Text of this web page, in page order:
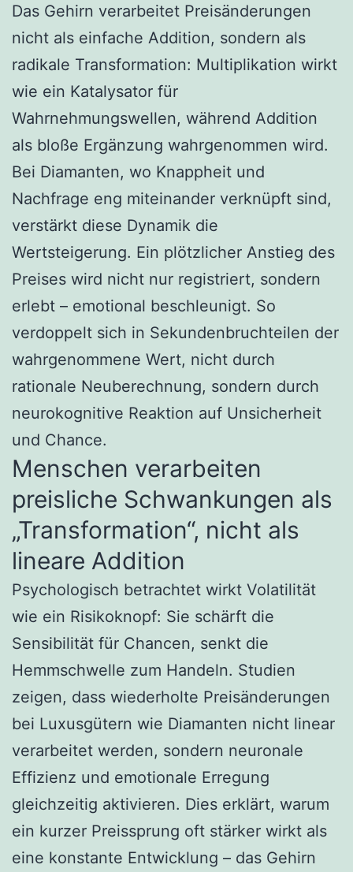
Das Gehirn verarbeitet Preisänderungen
nicht als einfache Addition, sondern als
radikale Transformation: Multiplikation wirkt
wie ein Katalysator für
Wahrnehmungswellen, während Addition
als bloße Ergänzung wahrgenommen wird.
Bei Diamanten, wo Knappheit und
Nachfrage eng miteinander verknüpft sind,
verstärkt diese Dynamik die
Wertsteigerung. Ein plötzlicher Anstieg des
Preises wird nicht nur registriert, sondern
erlebt – emotional beschleunigt. So
verdoppelt sich in Sekundenbruchteilen der
wahrgenommene Wert, nicht durch
rationale Neuberechnung, sondern durch
neurokognitive Reaktion auf Unsicherheit
und Chance.
Menschen verarbeiten
preisliche Schwankungen als
„Transformation“, nicht als
lineare Addition
Psychologisch betrachtet wirkt Volatilität
wie ein Risikoknopf: Sie schärft die
Sensibilität für Chancen, senkt die
Hemmschwelle zum Handeln. Studien
zeigen, dass wiederholte Preisänderungen
bei Luxusgütern wie Diamanten nicht linear
verarbeitet werden, sondern neuronale
Effizienz und emotionale Erregung
gleichzeitig aktivieren. Dies erklärt, warum
ein kurzer Preissprung oft stärker wirkt als
eine konstante Entwicklung – das Gehirn